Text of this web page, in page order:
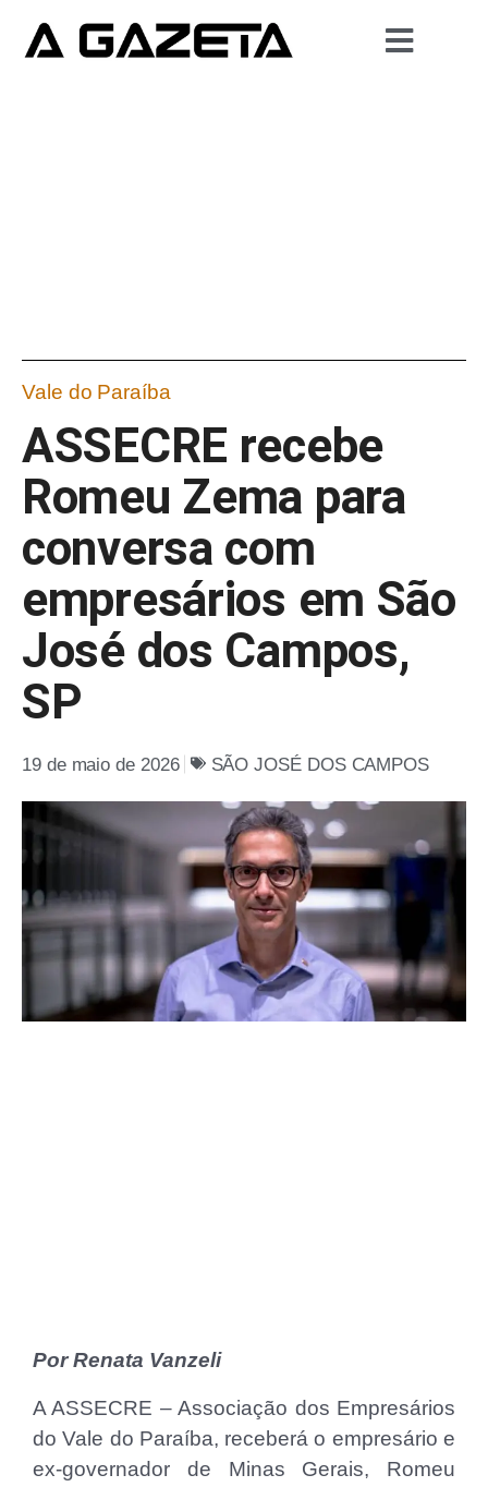
Vale do Paraíba
ASSECRE recebe
Romeu Zema para
conversa com
empresários em São
José dos Campos,
SP
19 de maio de 2026 SÃO JOSÉ DOS CAMPOS
Por Renata Vanzeli
A ASSECRE – Associação dos Empresários
do Vale do Paraíba, receberá o empresário e
ex-governador de Minas Gerais, Romeu